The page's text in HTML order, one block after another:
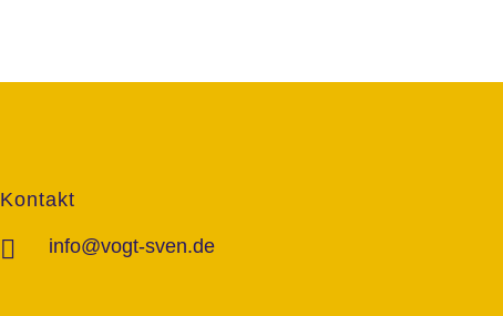
Kontakt
info@vogt-sven.de